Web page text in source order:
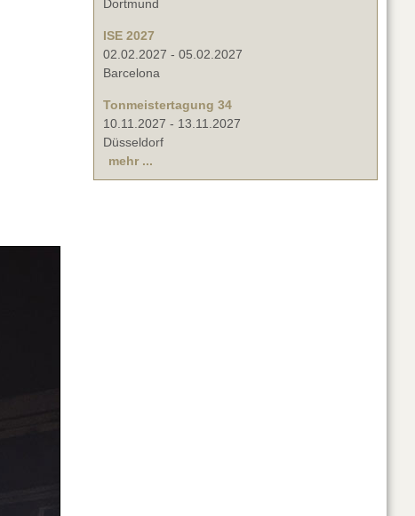
Dortmund
ISE 2027
02.02.2027 - 05.02.2027
Barcelona
Tonmeistertagung 34
10.11.2027 - 13.11.2027
Düsseldorf
mehr ...